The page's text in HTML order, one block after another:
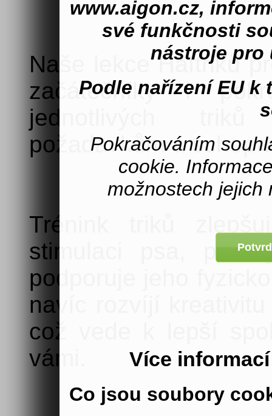
www.aigon.cz,
své funkčnosti
nástroje pro
Podle nařízení EU k
Pokračováním
cookie.
možnostech jejich
Více
Co jsou soubory
Naše lekce Haftriků
začátečníky i
jednotlivých triků
požadavkům a
Trénink triků
stimulaci psa,
podporuje jeho
navíc rozvíjí
což vede k lepší
vámi.